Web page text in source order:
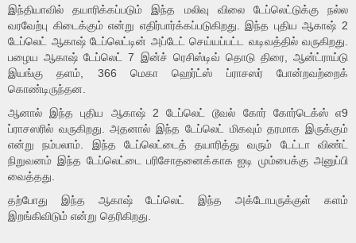
இந்தியாவில் தயாரிக்கப்படும் இந்த மலிவு விலை டேப்லெட்டுக்கு நல்ல
வரவேற்பு கிடைக்கும் என்று எதிர்பார்க்கப்படுகிறது. இந்த புதிய ஆகாஷ் 2
டேப்லெட் ஆகாஷ் டேப்லெட்டின் அப்டேட் செய்யப்பட்ட வடிவத்தில் வருகிறது.
பழைய ஆகாஷ் டேப்லெட் 7 இன்ச் ரெசிஸ்டிவ் தொடு திரை, ஆன்ட்ராய்டு
இயங்கு தளம், 366 மெகா ஹெர்ட்ஸ் ப்ராசஸர் போன்றவற்றைக்
கொண்டிருந்தன.
ஆனால் இந்த புதிய ஆகாஷ் 2 டேப்லெட் டூவல் கோர் கோர்டெக்ஸ் எ9
ப்ராசஸரில் வருகிறது. அதனால் இந்த டேப்லெட் மிகவும் தரமாக இருக்கும்
என்று நம்பலாம். இந்த டேப்லெட்டைத் தயாரித்து வரும் டேட்டா விண்ட்
நிறுவனம் இந்த டேப்லெட்டை பரிசோதனைக்காக ஐடி மும்பைக்கு அனுப்பி
வைத்தது.
தற்போது இந்த ஆகாஷ் டேப்லெட் இந்த அக்டோபருக்குள் களம்
இறங்கிவிடும் என்று தெரிகிறது.